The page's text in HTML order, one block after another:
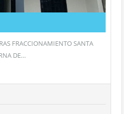
FRACCIONAMIENTO SANTA
DE…